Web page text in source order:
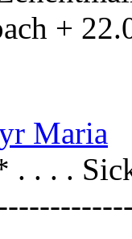
+
Maria
. . . .